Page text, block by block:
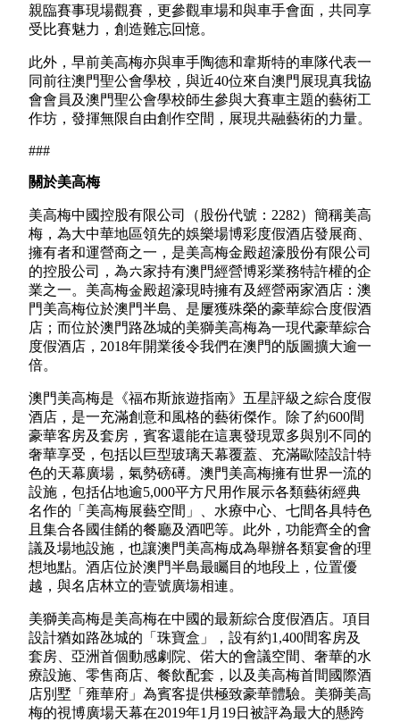
親臨賽事現場觀賽，更參觀車場和與車手會面，共同享
受比賽魅力，創造難忘回憶。
此外，早前美高梅亦與車手陶德和韋斯特的車隊代表一
同前往澳門聖公會學校，與近40位來自澳門展現真我協
會會員及澳門聖公會學校師生參與大賽車主題的藝術工
作坊，發揮無限自由創作空間，展現共融藝術的力量。
###
關於美高梅
美高梅中國控股有限公司（股份代號：2282）簡稱美高
梅，為大中華地區領先的娛樂場博彩度假酒店發展商、
擁有者和運營商之一，是美高梅金殿超濠股份有限公司
的控股公司，為六家持有澳門經營博彩業務特許權的企
業之一。美高梅金殿超濠現時擁有及經營兩家酒店：澳
門美高梅位於澳門半島、是屢獲殊榮的豪華綜合度假酒
店；而位於澳門路氹城的美獅美高梅為一現代豪華綜合
度假酒店，2018年開業後令我們在澳門的版圖擴大逾一
倍。
澳門美高梅是《福布斯旅遊指南》五星評級之綜合度假
酒店，是一充滿創意和風格的藝術傑作。除了約600間
豪華客房及套房，賓客還能在這裏發現眾多與別不同的
奢華享受，包括以巨型玻璃天幕覆蓋、充滿歐陸設計特
色的天幕廣場，氣勢磅礡。澳門美高梅擁有世界一流的
設施，包括佔地逾5,000平方尺用作展示各類藝術經典
名作的「美高梅展藝空間」、水療中心、七間各具特色
且集合各國佳餚的餐廳及酒吧等。此外，功能齊全的會
議及場地設施，也讓澳門美高梅成為舉辦各類宴會的理
想地點。酒店位於澳門半島最矚目的地段上，位置優
越，與名店林立的壹號廣塲相連。
美獅美高梅是美高梅在中國的最新綜合度假酒店。項目
設計猶如路氹城的「珠寶盒」，設有約1,400間客房及
套房、亞洲首個動感劇院、偌大的會議空間、奢華的水
療設施、零售商店、餐飲配套，以及美高梅首間國際酒
店別墅「雍華府」為賓客提供極致豪華體驗。美獅美高
梅的視博廣場天幕在2019年1月19日被評為最大的懸跨